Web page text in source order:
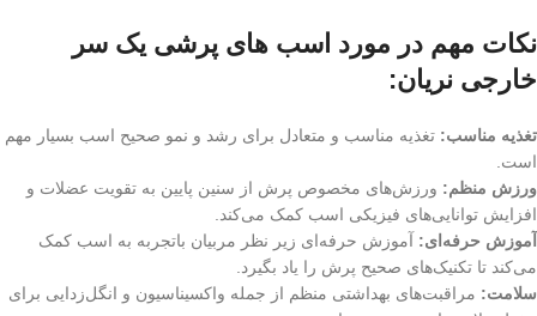
نکات مهم در مورد اسب های پرشی یک سر
خارجی نریان:
تغذیه مناسب: تغذیه مناسب و متعادل برای رشد و نمو صحیح اسب بسیار مهم
است.
ورزش منظم: ورزش‌های مخصوص پرش از سنین پایین به تقویت عضلات و
افزایش توانایی‌های فیزیکی اسب کمک می‌کند.
آموزش حرفه‌ای: آموزش حرفه‌ای زیر نظر مربیان باتجربه به اسب کمک
می‌کند تا تکنیک‌های صحیح پرش را یاد بگیرد.
سلامت: مراقبت‌های بهداشتی منظم از جمله واکسیناسیون و انگل‌زدایی برای